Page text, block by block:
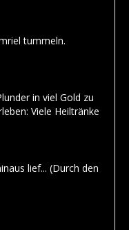
tummeln.
in viel Gold zu
Viele Heiltränke
lief... (Durch den